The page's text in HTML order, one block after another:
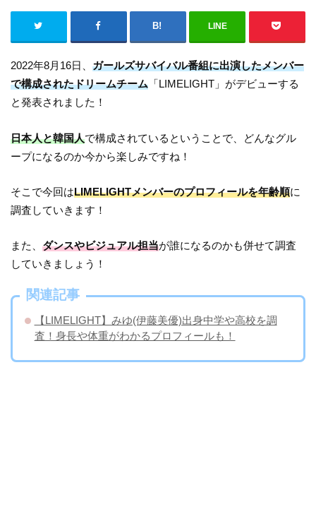
LINE
2022年8月16日、ガールズサバイバル番組に出演したメンバー
で構成されたドリームチーム 「LIMELIGHT」がデビューする
と発表されました！
日本人と韓国人で構成されているということで、どんなグル
ープになるのか今から楽しみですね！
そこで今回はLIMELIGHTメンバーのプロフィールを年齢順に
調査していきます！
また、ダンスやビジュアル担当が誰になるのかも併せて調査
していきましょう！
関連記事
【LIMELIGHT】みゆ(伊藤美優)出身中学や高校を調
査！身長や体重がわかるプロフィールも！